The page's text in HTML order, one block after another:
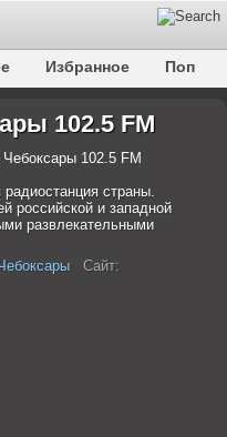
Избранное
Поп
Дип-хаус
Фолк
102.5 FM
102.5 FM
страны.
российской и западной
развлекательными
Сайт: